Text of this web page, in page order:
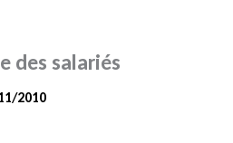
des salariés
2010